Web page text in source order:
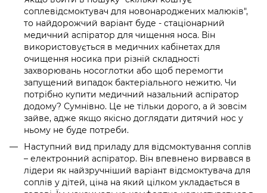
соплевідсмоктувач для новонароджених малюків",
то найдорожчий варіант буде - стаціонарний
медичний аспіратор для чищення носа. Він
використовується в медичних кабінетах для
очищення носика при різній складності
захворювань носоглотки або щоб перемогти
запущений випадок бактеріального нежитю. Чи
потрібно купити медичний назальний аспіратор
додому? Сумнівно. Це не тільки дорого, а й зовсім
зайве, адже якщо якісно доглядати дитячий нос у
ньому не буде потреби.
Наступний вид приладу для відсмоктування соплів
– електронний аспіратор. Він впевнено вирвався в
лідери як найзручніший варіант відсмоктувача для
соплів у дітей, ціна на який цілком укладається в